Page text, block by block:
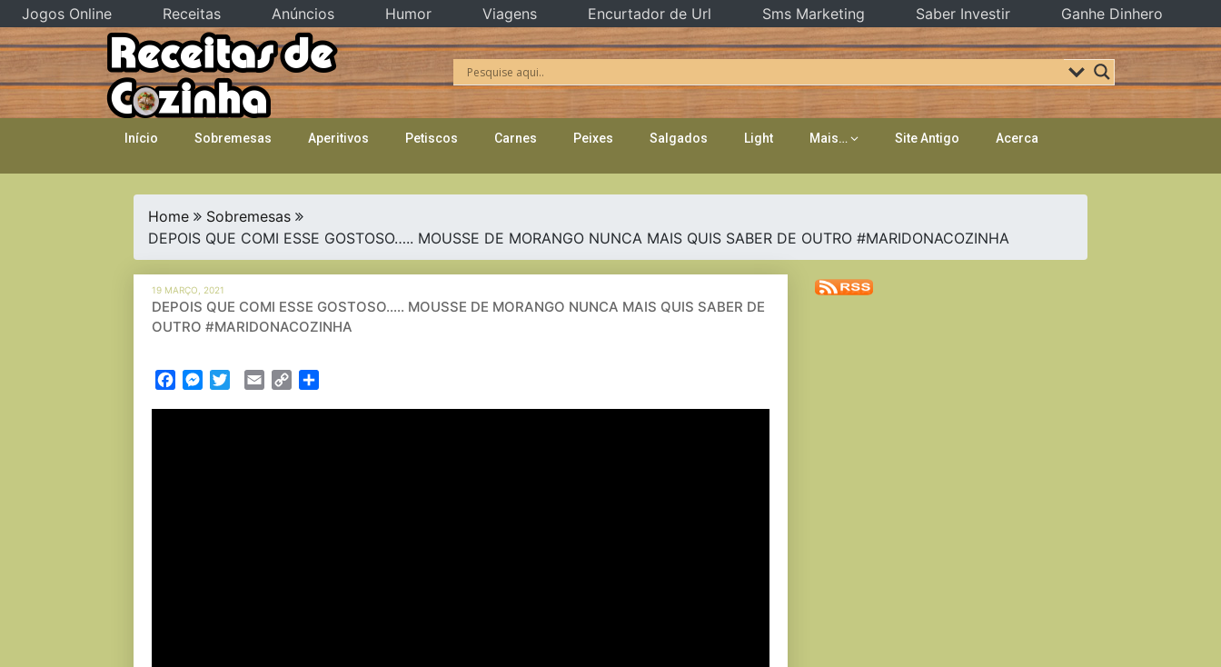
Skip
to
content
Início Sobremesas Aperitivos Petiscos Carnes Peixes Salgados Light Mais… Site Antigo Acerca
Home
Sobremesas
DEPOIS QUE COMI ESSE GOSTOSO….. MOUSSE DE MORANGO NUNCA MAIS QUIS SABER DE OUTRO #MARIDONACOZINHA
19 MARÇO, 2021
DEPOIS QUE COMI ESSE GOSTOSO….. MOUSSE DE MORANGO NUNCA MAIS QUIS SABER DE
OUTRO #MARIDONACOZINHA
FacebookMessenger
TwitterEmail Copy
Jogos Online Receitas Anúncios Humor Viagens Encurtador de Url Sms Marketing Saber Investir Ganhe Dinhero